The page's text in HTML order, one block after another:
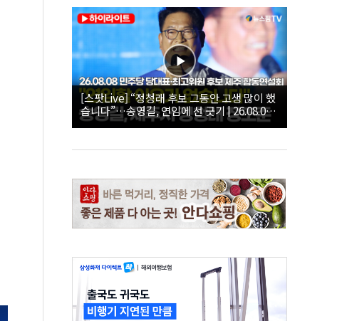
[스팟Live] “정청래 후보 그동안 고생 많이 했
습니다”…송영길, 연임에 선 긋기 | 26.08.08
더불어민주당 당대표·최고위원 후보 제주 합